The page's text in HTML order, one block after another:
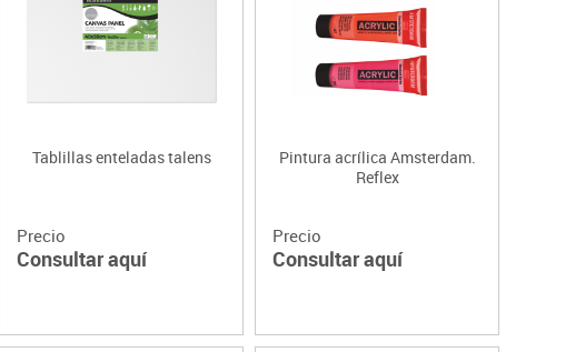
Tablillas enteladas talens
Precio
Consultar aquí
Pintura acrílica Amsterdam.
Reflex
Precio
Consultar aquí